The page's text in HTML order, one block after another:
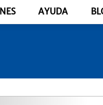
AYUDA